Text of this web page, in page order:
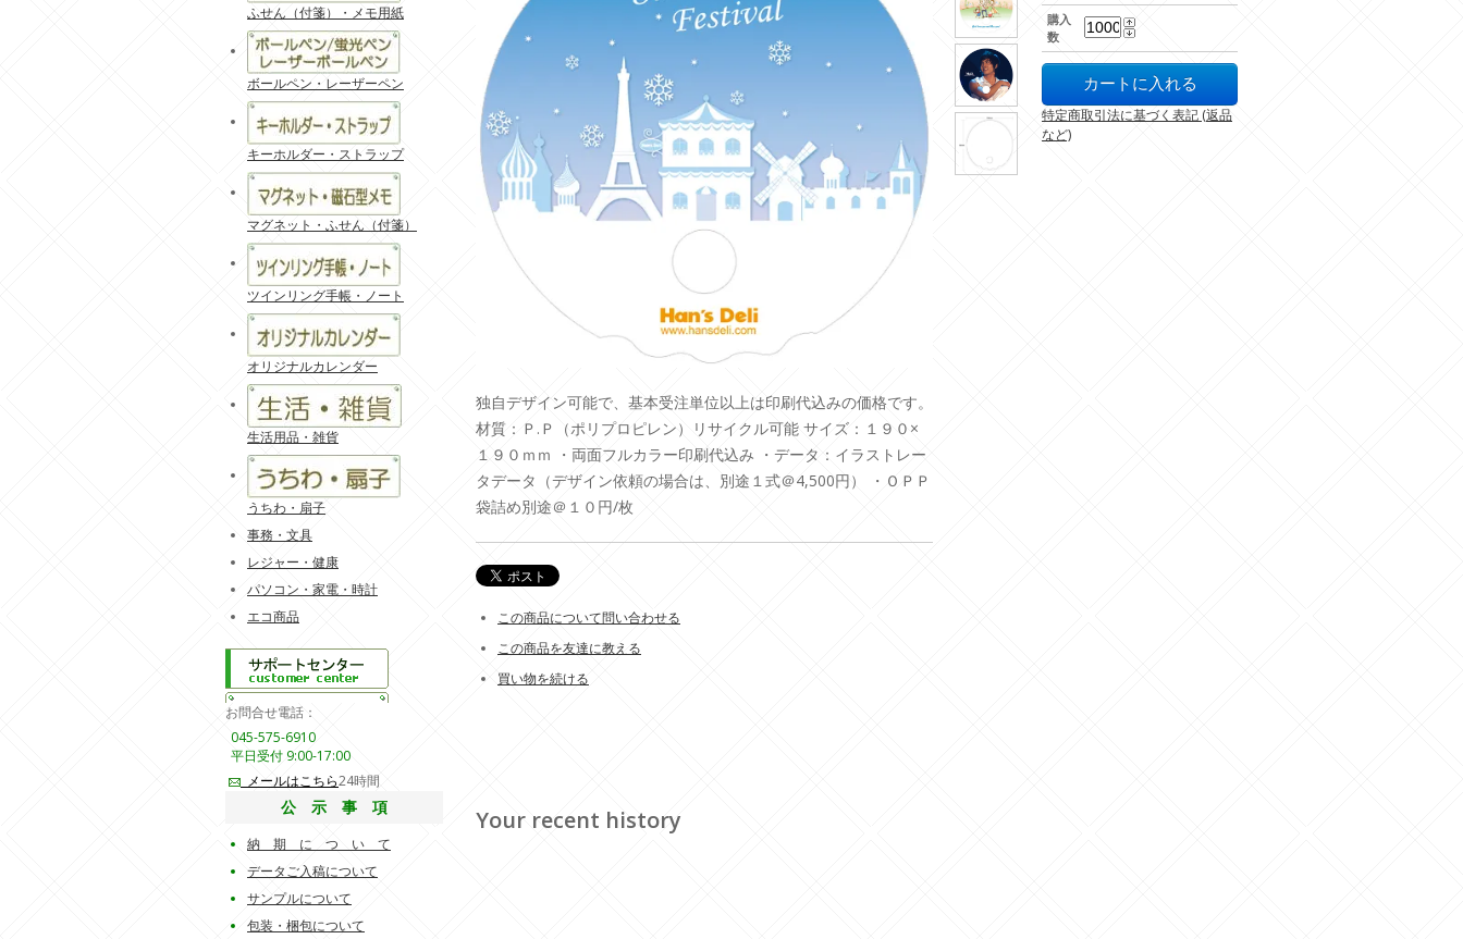
購入
数
特定商取引法に基づく表記 (返品
など)
独自デザイン可能で、基本受注単位以上は印刷代込みの価格です。
材質：Ｐ.Ｐ（ポリプロピレン）リサイクル可能 サイズ：１９０×
１９０ｍｍ ・両面フルカラー印刷代込み ・データ：イラストレー
タデータ（デザイン依頼の場合は、別途１式＠4,500円） ・ＯＰＰ
袋詰め別途＠１０円/枚
この商品について問い合わせる
この商品を友達に教える
買い物を続ける
Your recent history
ふせん（付箋）・メモ用紙
ボールペン・レーザーペン
キーホルダー・ストラップ
マグネット・ふせん（付箋）
ツインリング手帳・ノート
オリジナルカレンダー
生活用品・雑貨
うちわ・扇子
事務・文具
レジャー・健康
パソコン・家電・時計
エコ商品
お問合せ電話：
045-575-6910
平日受付 9:00-17:00
メールはこちら24時間
公 示 事 項
納 期 に つ い て
データご入稿について
サンプルについて
包装・梱包について